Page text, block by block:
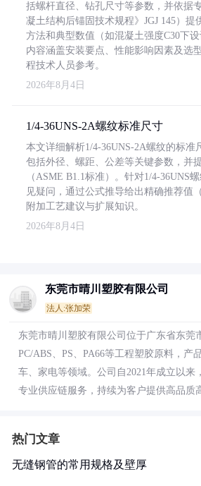
括螺杆直径、钻孔尺寸等参数，并依据
凝土结构后锚固技术规程》JGJ 145）提
方法和典型数值（如混凝土强度C30下设
内容涵盖安装要点、性能影响因素及选
程技术人员参考。
2026年8月4日
1/4-36UNS-2A螺纹标准尺寸
本文详细解析1/4-36UNS-2A螺纹的标准
包括外径、螺距、公差等关键参数，并
（ASME B1.1标准）。针对1/4-36UNS
见疑问，通过公式推导给出精确推荐值
附加工艺建议与扩展知识。
2026年8月4日
东莞市晴川塑胶有限公司
法人:张加荣
东莞市晴川塑胶有限公司位于广东省东莞
PC/ABS、PS、PA66等工程塑胶原料，产
车、家电等领域。公司自2021年成立以来
专业供应链服务，持续为客户提供高品质
热门文章
无缝钢管的常用规格及壁厚